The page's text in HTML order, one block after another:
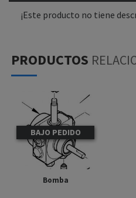
¡Este producto no tiene
PRODUCTOS
BAJO PEDIDO
Bomba